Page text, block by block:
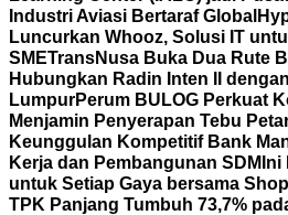
Industri Aviasi Bertaraf Global
Luncurkan Whooz, Solusi IT
SMETransNusa Buka Dua Rute
Hubungkan Radin Inten II
LumpurPerum BULOG Perkuat
Menjamin Penyerapan Tebu
Keunggulan Kompetitif Bank
Kerja dan Pembangunan SDM
untuk Setiap Gaya bersama
TPK Panjang Tumbuh 73,7%